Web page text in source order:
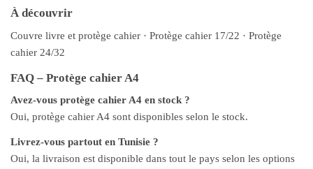
À découvrir
Couvre livre et protège cahier · Protège cahier 17/22 · Protège
cahier 24/32
FAQ – Protège cahier A4
Avez-vous protège cahier A4 en stock ?
Oui, protège cahier A4 sont disponibles selon le stock.
Livrez-vous partout en Tunisie ?
Oui, la livraison est disponible dans tout le pays selon les options